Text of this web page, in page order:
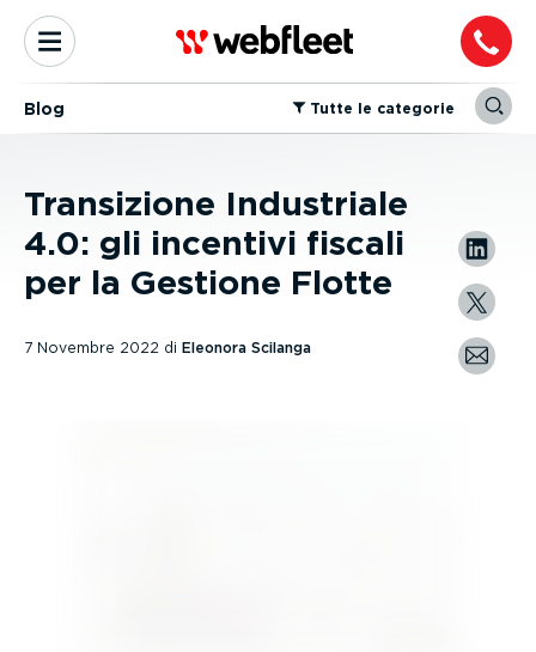
Blog ⁠Tutte le categorie
Transizione Industriale
4.0: gli incentivi fiscali
per la Gestione Flotte
7 Novembre 2022 di Eleonora Scilanga